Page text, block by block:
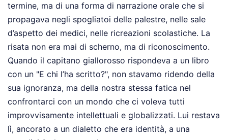
termine, ma di una forma di narrazione orale che si
propagava negli spogliatoi delle palestre, nelle sale
d’aspetto dei medici, nelle ricreazioni scolastiche. La
risata non era mai di scherno, ma di riconoscimento.
Quando il capitano giallorosso rispondeva a un libro
con un "E chi l’ha scritto?", non stavamo ridendo della
sua ignoranza, ma della nostra stessa fatica nel
confrontarci con un mondo che ci voleva tutti
improvvisamente intellettuali e globalizzati. Lui restava
lì, ancorato a un dialetto che era identità, a una